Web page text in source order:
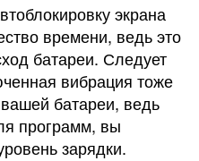
экрана
времени, ведь это
батареи. Следует
вибрация тоже
батареи, ведь
программ, вы
зарядки.